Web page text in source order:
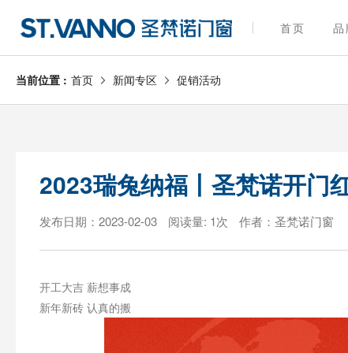
首页 品
当前位置 : 首页 新闻专区 促销活动
2023瑞兔纳福丨圣梵诺开门
发布日期：2023-02-03 阅读量: 1次 作者：圣梵诺门窗
开工大吉 薪想事成
新年新砖 认真的搬